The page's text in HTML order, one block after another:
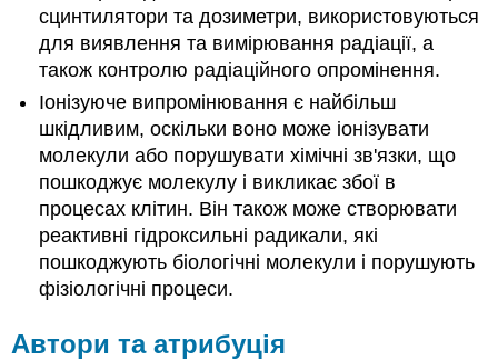
сцинтилятори та дозиметри, використовуються
для виявлення та вимірювання радіації, а
також контролю радіаційного опромінення.
Іонізуюче випромінювання є найбільш
шкідливим, оскільки воно може іонізувати
молекули або порушувати хімічні зв'язки, що
пошкоджує молекулу і викликає збої в
процесах клітин. Він також може створювати
реактивні гідроксильні радикали, які
пошкоджують біологічні молекули і порушують
фізіологічні процеси.
Автори та атрибуція